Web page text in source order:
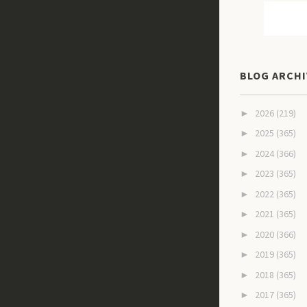
BLOG
► 2026 (219)
► 2025 (365)
► 2024 (366)
► 2023 (365)
► 2022 (365)
► 2021 (365)
► 2020 (366)
► 2019 (365)
► 2018 (365)
► 2017 (365)